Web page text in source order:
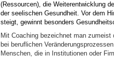
(Ressourcen), die Weiterentwicklung
der seelischen Gesundheit. Vor dem
steigt, gewinnt besonders
Mit Coaching bezeichnet man
bei beruflichen
Menschen, die in Institutionen oder